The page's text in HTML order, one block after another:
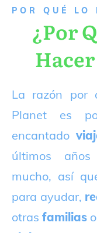
P OR QUÉ LO
¿Por
La razón por
Planet es
encantado
últimos
mucho, así
para ayudar,
otrasfamilias